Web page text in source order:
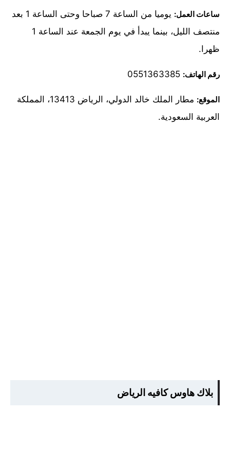
ساعات العمل:
يوميا من الساعة 7 صباحا وحتى الساعة 1 بعد
منتصف الليل، بينما يبدأ في يوم الجمعة عند الساعة 1
ظهرا.
رقم الهاتف:
الموقع:
مطار الملك خالد الدولي، الرياض 13413، المملكة
العربية السعودية.
بلاك هاوس كافيه الرياض